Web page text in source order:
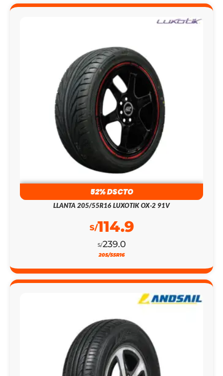
52% DSCTO
LLANTA 205/55R16 LUXOTIK OX-2 91V
S/239.0
S/114.9
205/55R16